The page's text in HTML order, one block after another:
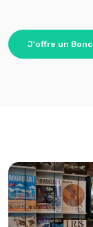
J'offre un